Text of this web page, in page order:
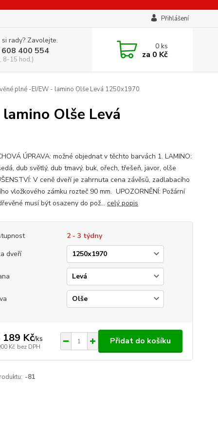
Přihlášení
rady? Zavolejte.
400 554
8-15 hod.)
0ks
za 0 Kč
plné -EI/EW - lamino Olše Levá 1250x1970
Olše Levá
ÚPRAVA: možné objednat v těchto barvách 1. LAMINO:
dub světlý, dub tmavý, buk, ořech, třešeň, javor, olše
V ceně dveří je zahrnuta cena závěsů, zadlabacího
vložkového zámku rozteč 90 mm. UPOZORNĚNÍ: Požární
musí být osazeny do pož... celý popis
2 - 3 týdny
dveří
189 Kč/ks
Kč bez DPH
Přidat do košíku
-81